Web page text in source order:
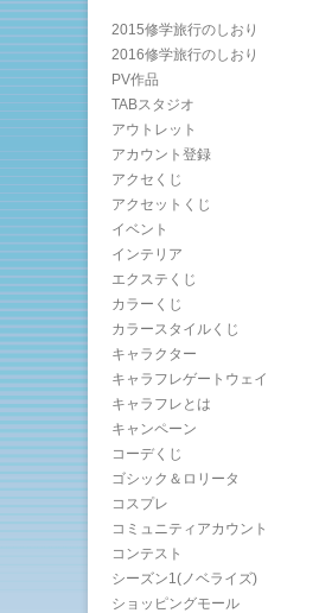
2015修学旅行のしおり
2016修学旅行のしおり
PV作品
TABスタジオ
アウトレット
アカウント登録
アクセくじ
アクセットくじ
イベント
インテリア
エクステくじ
カラーくじ
カラースタイルくじ
キャラクター
キャラフレゲートウェイ
キャラフレとは
キャンペーン
コーデくじ
ゴシック＆ロリータ
コスプレ
コミュニティアカウント
コンテスト
シーズン1(ノベライズ)
ショッピングモール